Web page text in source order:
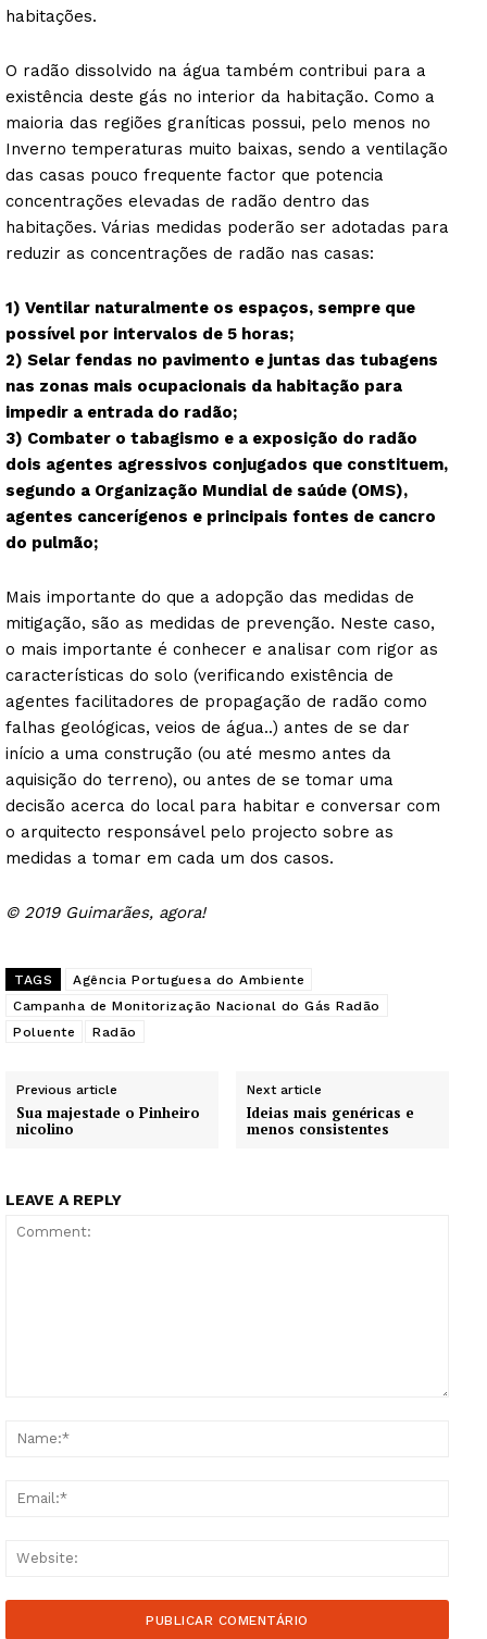
habitações.
O radão dissolvido na água também contribui para a
existência deste gás no interior da habitação. Como a
maioria das regiões graníticas possui, pelo menos no
Inverno temperaturas muito baixas, sendo a ventilação
das casas pouco frequente factor que potencia
concentrações elevadas de radão dentro das
habitações. Várias medidas poderão ser adotadas para
reduzir as concentrações de radão nas casas:
1) Ventilar naturalmente os espaços, sempre que
possível por intervalos de 5 horas;
2) Selar fendas no pavimento e juntas das tubagens
nas zonas mais ocupacionais da habitação para
impedir a entrada do radão;
3) Combater o tabagismo e a exposição do radão
dois agentes agressivos conjugados que constituem,
segundo a Organização Mundial de saúde (OMS),
agentes cancerígenos e principais fontes de cancro
do pulmão;
Mais importante do que a adopção das medidas de
mitigação, são as medidas de prevenção. Neste caso,
o mais importante é conhecer e analisar com rigor as
características do solo (verificando existência de
agentes facilitadores de propagação de radão como
falhas geológicas, veios de água..) antes de se dar
início a uma construção (ou até mesmo antes da
aquisição do terreno), ou antes de se tomar uma
decisão acerca do local para habitar e conversar com
o arquitecto responsável pelo projecto sobre as
medidas a tomar em cada um dos casos.
© 2019 Guimarães, agora!
TAGS
Agência Portuguesa do Ambiente
Campanha de Monitorização Nacional do Gás Radão
Poluente
Radão
Previous article
Sua majestade o Pinheiro
nicolino
Next article
Ideias mais genéricas e
menos consistentes
LEAVE A REPLY